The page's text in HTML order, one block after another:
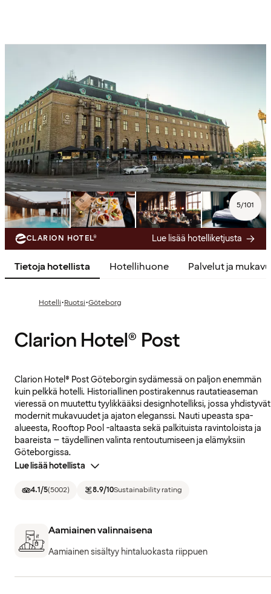
5/101
CLARION HOTEL® Lue lisää hotelliketjusta
Tietoja hotellista Hotellihuone Palvelut ja
Hotelli·Ruotsi·Göteborg
Clarion Hotel® Post
Clarion Hotel® Post Göteborgin sydämessä on paljon enemmän
kuin pelkkä hotelli. Historiallinen postirakennus rautatieaseman
vieressä on muutettu tyylikkääksi designhotelliksi, jossa yhdistyvät
modernit mukavuudet ja ajaton eleganssi. Nauti upeasta spa-
alueesta, Rooftop Pool -altaasta sekä palkituista ravintoloista ja
baareista – täydellinen valinta rentoutumiseen ja elämyksiin
Göteborgissa.
Lue lisää hotellista
4.1/5(5002) 8.9/10Sustainability rating
Aamiainen valinnaisena
Aamiainen sisältyy hintaluokasta riippuen